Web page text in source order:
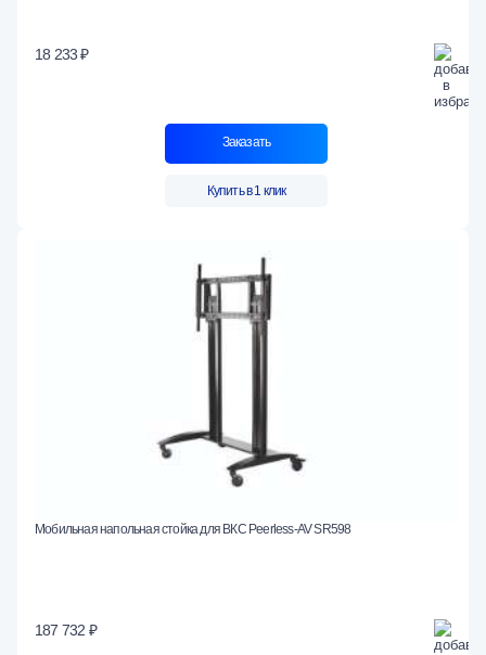
18 233 ₽
Заказать
Купить в 1 клик
Мобильная напольная стойка для ВКС Peerless-AV SR598
187 732 ₽